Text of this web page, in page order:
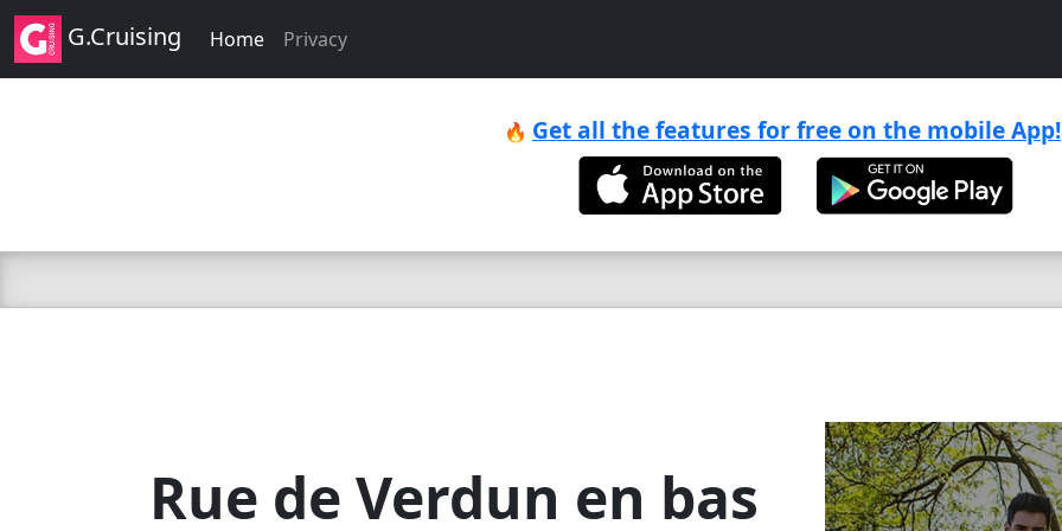
G.Cruising Home Privacy
🔥 Get all the features for free on the mobile App!
Rue de Verdun en bas